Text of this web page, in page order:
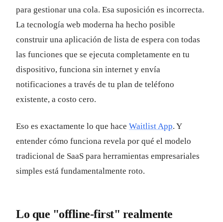
para gestionar una cola. Esa suposición es incorrecta.
La tecnología web moderna ha hecho posible
construir una aplicación de lista de espera con todas
las funciones que se ejecuta completamente en tu
dispositivo, funciona sin internet y envía
notificaciones a través de tu plan de teléfono
existente, a costo cero.
Eso es exactamente lo que hace Waitlist App. Y
entender cómo funciona revela por qué el modelo
tradicional de SaaS para herramientas empresariales
simples está fundamentalmente roto.
Lo que "offline-first" realmente